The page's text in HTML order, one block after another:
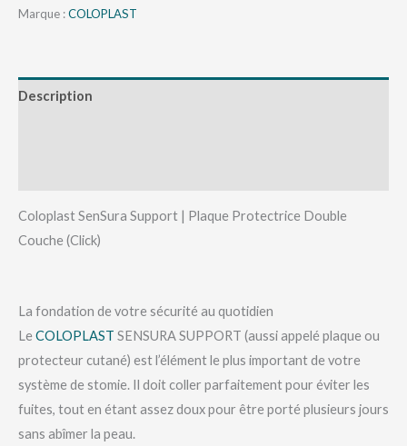
Marque :COLOPLAST
Description
Coloplast SenSura Support | Plaque Protectrice Double
Couche (Click)
La fondation de votre sécurité au quotidien
Le COLOPLAST SENSURA SUPPORT (aussi appelé plaque ou
protecteur cutané) est l’élément le plus important de votre
système de stomie. Il doit coller parfaitement pour éviter les
fuites, tout en étant assez doux pour être porté plusieurs jours
sans abîmer la peau.